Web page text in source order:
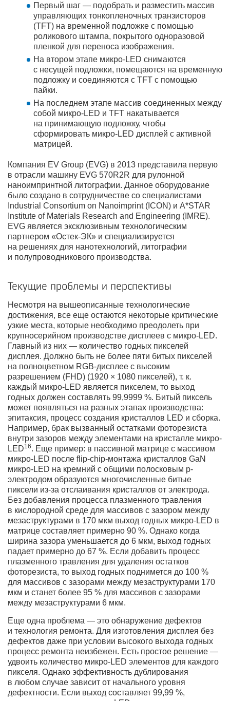
Первый шаг — подобрать и разместить массив
управляющих тонкопленочных транзисторов
(TFT) на временной подложке с помощью
роликового штампа, покрытого одноразовой
пленкой для переноса изображения.
На втором этапе микро-LED снимаются
с несущей подложки, помещаются на временную
подложку и соединяются с TFT с помощью
пайки.
На последнем этапе массив соединенных между
собой микро-LED и TFT накатывается
на принимающую подложку, чтобы
сформировать микро-LED дисплей с активной
матрицей.
Компания EV Group (EVG) в 2013 представила первую
в отрасли машину EVG 570R2R для рулонной
наноимпринтной литографии. Данное оборудование
было создано в сотрудничестве со специалистами
Industrial Consortium on Nanoimprint (ICON) и A*STAR
Institute of Materials Research and Engineering (IMRE).
EVG является эксклюзивным технологическим
партнером «Остек-ЭК» и специализируется
на решениях для нанотехнологий, литографии
и полупроводникового производства.
Текущие проблемы и перспективы
Несмотря на вышеописанные технологические
достижения, все еще остаются некоторые критические
узкие места, которые необходимо преодолеть при
крупносерийном производстве дисплеев с микро-LED.
Главный из них — количество годных пикселей
дисплея. Должно быть не более пяти битых пикселей
на полноцветном RGB-дисплее с высоким
разрешением (FHD) (1920 × 1080 пикселей), т. к.
каждый микро-LED является пикселем, то выход
годных должен составлять 99,9999 %. Битый пиксель
может появляться на разных этапах производства:
эпитаксия, процесс создания кристаллов LED и сборка.
Например, брак вызванный остатками фоторезиста
внутри зазоров между элементами на кристалле микро-
LED16. Еще пример: в пассивной матрице с массивом
микро-LED после flip-chip-монтажа кристаллов GaN
микро-LED на кремний с общими полосковым p-
электродом образуются многочисленные битые
пиксели из-за отслаивания кристаллов от электрода.
Без добавления процесса плазменного травления
в кислородной среде для массивов с зазором между
мезаструктурами в 170 мкм выход годных микро-LED в
матрице составляет примерно 90 %. Однако когда
ширина зазора уменьшается до 6 мкм, выход годных
падает примерно до 67 %. Если добавить процесс
плазменного травления для удаления остатков
фоторезиста, то выход годных поднимется до 100 %
для массивов с зазорами между мезаструктурами 170
мкм и станет более 95 % для массивов с зазорами
между мезаструктурами 6 мкм.
Еще одна проблема — это обнаружение дефектов
и технология ремонта. Для изготовления дисплея без
дефектов даже при условии высокого выхода годных
процесс ремонта неизбежен. Есть простое решение —
удвоить количество микро-LED элементов для каждого
пикселя. Однако эффективность дублирования
в любом случае зависит от начального уровня
дефектности. Если выход составляет 99,99 %,